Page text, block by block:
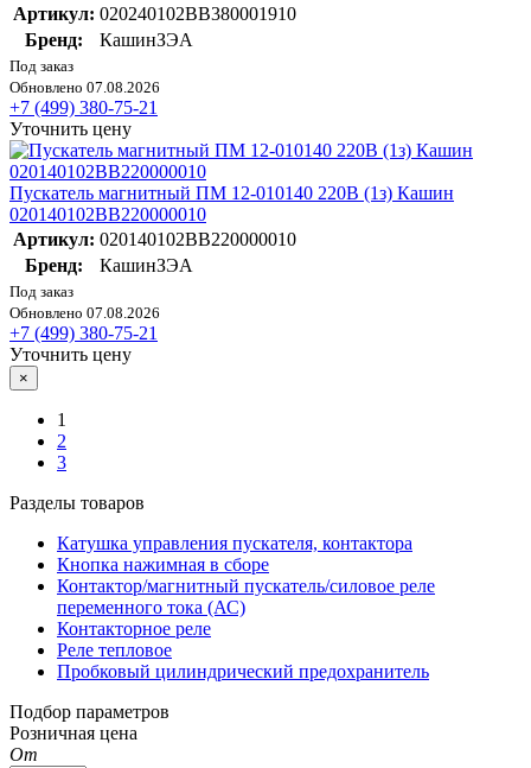
Артикул: 020240102ВВ380001910
Бренд:
КашинЗЭА
Под заказ
Обновлено 07.08.2026
+7 (499) 380-75-21
Уточнить цену
Пускатель магнитный ПМ 12-010140 220В (1з) Кашин
020140102ВВ220000010
Артикул: 020140102ВВ220000010
Бренд:
КашинЗЭА
Под заказ
Обновлено 07.08.2026
+7 (499) 380-75-21
Уточнить цену
×
1
2
3
Разделы товаров
Катушка управления пускателя, контактора
Кнопка нажимная в сборе
Контактор/магнитный пускатель/силовое реле
переменного тока (АС)
Контакторное реле
Реле тепловое
Пробковый цилиндрический предохранитель
Подбор параметров
Розничная цена
От